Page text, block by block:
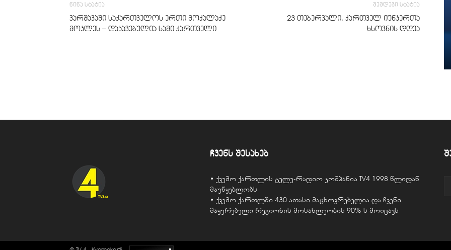
წინა სტატია
ვარშავაში საქართველოს ერთი მოქალაქე
მოკლეს – დაკავებულია სამი ქართველი
შემდეგი სტატია
23 თებერვალი, ქართველ იუნკერთა
ხსოვნის დღეა
ჩვენს შესახებ
• ქვემო ქართლის ტელე-რადიო კომპანია TV4 1998 წლიდან
მაუწყებლობს
• ქვემო ქართლში 430 ათასი მაცხოვრებელია და ჩვენი
მაყურებელი რეგიონის მოსახლეობის 90%-ს მოიცავს